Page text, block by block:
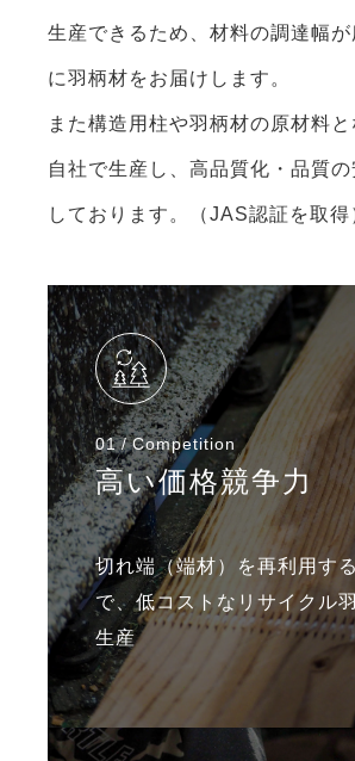
生産できるため、材料の調達幅
に羽柄材をお届けします。
また構造用柱や羽柄材の原材料
自社で生産し、高品質化・品質
しております。（JAS認証を取得
01 Competition
高い価格競争力
切れ端（端材）を再利用す
で、低コストなリサイクル
生産